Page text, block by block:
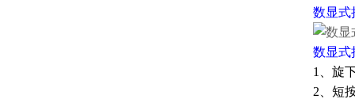
数显式
数显式
1、旋
2、短